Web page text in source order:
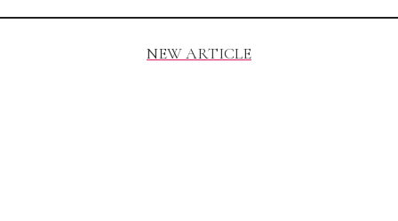
NEW ARTICLE